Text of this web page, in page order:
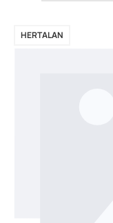
HERTALAN